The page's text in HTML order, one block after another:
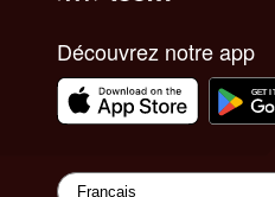
Découvrez notre app